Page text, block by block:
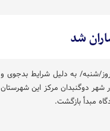
شد
شنبه/ به دلیل شرایط بدجوی و
شهر دوگنبدان مرکز این شهرستان
مبدأ بازگشت.